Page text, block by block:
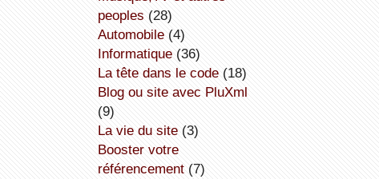
peoples (28)
Automobile(4)
informatique(36)
la tête dans le code(18)
Blog ou site avec PluXml
(9)
la vie du site(3)
booster votre
référencement(7)